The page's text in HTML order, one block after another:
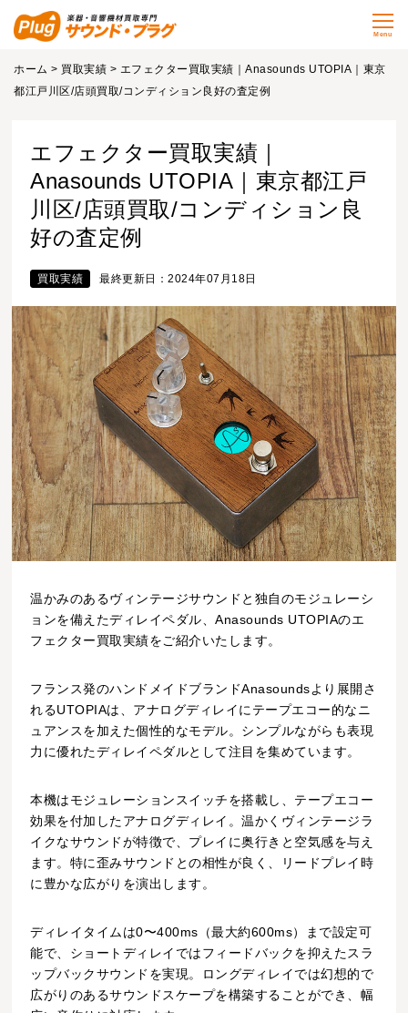
Menu
ホーム > 買取実績 > エフェクター買取実績｜Anasounds UTOPIA｜東京
都江戸川区/店頭買取/コンディション良好の査定例
エフェクター買取実績｜
Anasounds UTOPIA｜東京都江戸
川区/店頭買取/コンディション良
好の査定例
買取実績 最終更新日：2024年07月18日
温かみのあるヴィンテージサウンドと独自のモジュレーシ
ョンを備えたディレイペダル、Anasounds UTOPIAのエ
フェクター買取実績をご紹介いたします。
フランス発のハンドメイドブランドAnasoundsより展開さ
れるUTOPIAは、アナログディレイにテープエコー的なニ
ュアンスを加えた個性的なモデル。シンプルながらも表現
力に優れたディレイペダルとして注目を集めています。
本機はモジュレーションスイッチを搭載し、テープエコー
効果を付加したアナログディレイ。温かくヴィンテージラ
イクなサウンドが特徴で、プレイに奥行きと空気感を与え
ます。特に歪みサウンドとの相性が良く、リードプレイ時
に豊かな広がりを演出します。
ディレイタイムは0〜400ms（最大約600ms）まで設定可
能で、ショートディレイではフィードバックを抑えたスラ
ップバックサウンドを実現。ロングディレイでは幻想的で
広がりのあるサウンドスケープを構築することができ、幅